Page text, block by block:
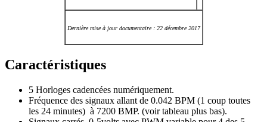
Dernière mise à jour documentaire : 22 décembre 2017
Caractéristiques
5 Horloges cadencées numériquement.
Fréquence des signaux allant de 0.042 BPM (1 coup toutes
les 24 minutes) à 7200 BMP. (voir tableau plus bas).